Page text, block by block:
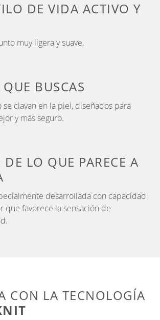
DE VIDA ACTIVO Y
muy ligera y suave.
BUSCAS
se clavan en la piel, diseñados para
y más seguro.
LO QUE PARECE A
desarrollada con capacidad
que favorece la sensación de
CON LA TECNOLOGÍA